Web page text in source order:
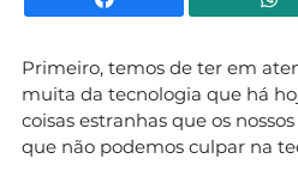
Primeiro, temos de ter em
muita da tecnologia que há
coisas estranhas que os
que não podemos culpar na